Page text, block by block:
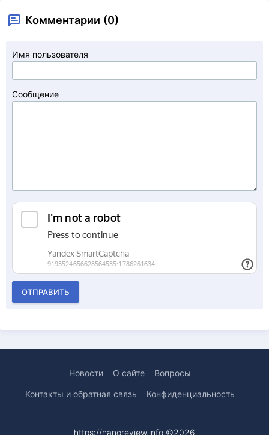
Комментарии (0)
Имя пользователя
Сообщение
ОТПРАВИТЬ
Новости О сайте Вопросы
Контакты и обратная связь Конфиденциальность
https://nanoreview.info ©2026